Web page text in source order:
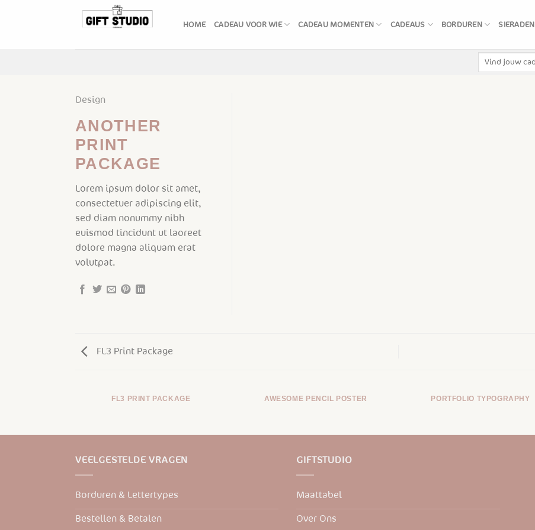
HOME CADEAU VOOR WIE CADEAU MOMENTEN CADEAUS BORDUREN SIERADEN
Zoeken
Design
ANOTHER
PRINT
PACKAGE
Lorem ipsum dolor sit amet,
consectetuer adipiscing elit,
sed diam nonummy nibh
euismod tincidunt ut laoreet
dolore magna aliquam erat
volutpat.
FL3 Print Package
FL3 PRINT PACKAGE AWESOME PENCIL POSTER PORTFOLIO TYPOGRAPHY
VEELGESTELDE VRAGEN
Borduren & Lettertypes
Bestellen & Betalen
GIFTSTUDIO
Maattabel
Over Ons